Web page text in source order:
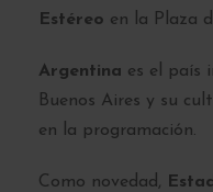
Estéreo en la Plaza
Argentina es el país
Buenos Aires y su
en la programación.
Como novedad,